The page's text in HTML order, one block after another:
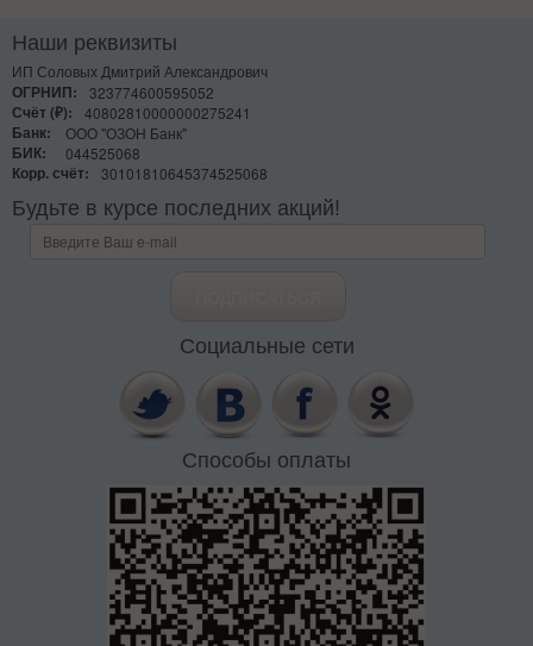
Наши реквизиты
ИП Соловых Дмитрий Александрович
ОГРНИП:
323774600595052
Счёт (₽):
40802810000000275241
Банк:
ООО "ОЗОН Банк"
БИК:
044525068
Корр. счёт:
30101810645374525068
Будьте в курсе последних акций!
Социальные сети
Способы оплаты